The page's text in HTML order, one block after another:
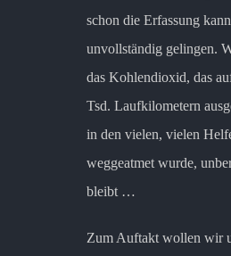
schon die Erfassung
unvollständig gelingen.
das Kohlendioxid, das
Tsd. Laufkilometern
in den vielen, vielen
weggeatmet wurde,
bleibt …
Zum Auftakt wollen wir